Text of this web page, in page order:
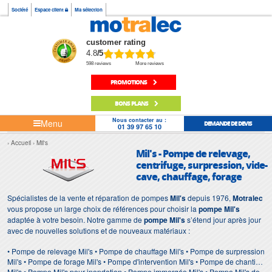
Société Espace client Ma sélection
customer rating
4.8/5
598 reviews More reviews
PROMOTIONS
BONS PLANS
Menu Nous contacter au :
01 39 97 65 10 DEMANDE DE DEVIS
Accueil Mil's
Mil's - Pompe de relevage,
centrifuge, surpression, vide-
cave, chauffage, forage
Spécialistes de la vente et réparation de pompesMil'sdepuis 1976, Motralec
vous propose un large choix de références pour choisir la pompe Mil's
adaptée à votre besoin. Notre gamme depompe Mil'ss’étend jour après jour
avec de nouvelles solutions et de nouveaux matériaux :
• Pompe de relevage Mil's • Pompe de chauffage Mil's • Pompe de surpression
Mil's • Pompe de forage Mil's • Pompe d'intervention Mil's • Pompe de chantier